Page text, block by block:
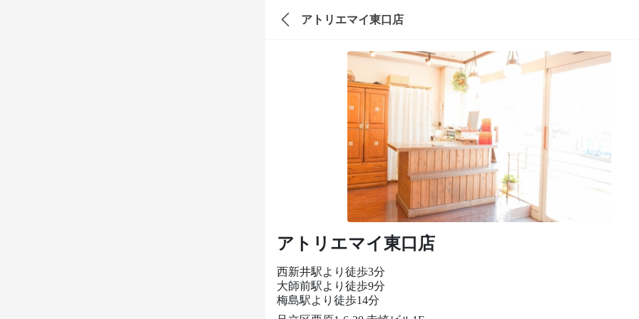
アトリエマイ東口店
アトリエマイ東口店
西新井駅より徒歩3分
大師前駅より徒歩9分
梅島駅より徒歩14分